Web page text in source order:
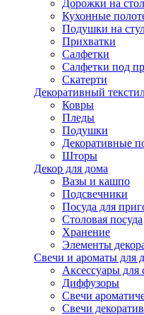
Дорожки на стол
Кухонные
Подушки на
Прихватки
Салфетки
Салфетки под
Скатерти
Декоративный
Ковры
Пледы
Подушки
Декоративные
Шторы
Декор для дома
Вазы и кашпо
Подсвечники
Посуда для
Столовая посуда
Хранение
Элементы
Свечи и ароматы для
Аксессуары для
Диффузоры
Свечи
Свечи